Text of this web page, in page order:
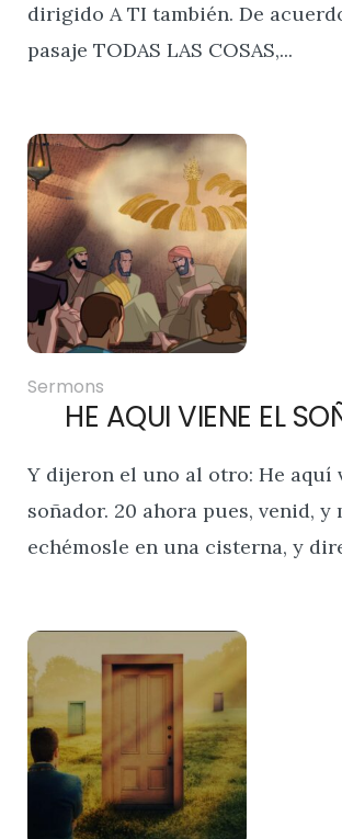
dirigido A TI también. De
pasaje TODAS LAS COSAS,...
Sermons
HE AQUI VIENE EL
Y dijeron el uno al otro: He aquí
soñador. 20 ahora pues, venid, y
echémosle en una cisterna, y